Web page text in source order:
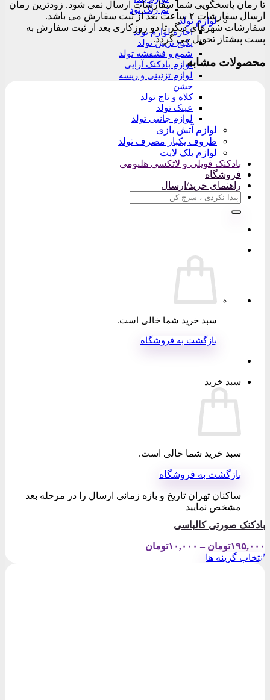
تم رنگ نود
لوازم تولد
اجاره لوازم تولد
پکیج تزیین تولد
شمع و فشفشه تولد
لوازم بادکنک آرایی
لوازم تزئینی و ریسه
جشن
کلاه و تاج تولد
عینک تولد
لوازم جانبی تولد
لوازم آتش بازی
ظروف یکبار مصرف تولد
لوازم بلک لایت
بادکنک فویلی و لاتکسی هلیومی
فروشگاه
راهنمای خرید/ارسال
جستجو
سبد خرید شما خالی است.
بازگشت به فروشگاه
سبد خرید
سبد خرید شما خالی است.
بازگشت به فروشگاه
ساکنان تهران تاریخ و بازه زمانی ارسال را در مرحله بعد
مشخص نمایید
تا زمان پاسخگویی شما سفارشات ارسال نمی شود. زودترین زمان
ارسال سفارشات ۲ ساعت بعد از ثبت سفارش می باشد.
سفارشات شهرهای دیگر تا دو روزکاری بعد از ثبت سفارش به
پست پیشتاز تحویل می گردد.
محصولات مشابه
بادکنک صورتی کالباسی
۱۹۵,۰۰۰تومان – ۱۰,۰۰۰تومان
انتخاب گزینه ها